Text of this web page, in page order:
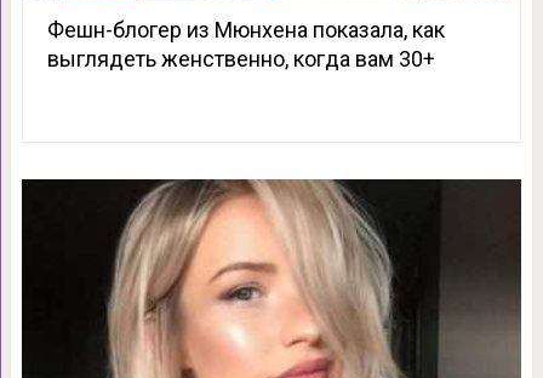
Фешн-блогер из Мюнхена показала, как
выглядеть женственно, когда вам 30+